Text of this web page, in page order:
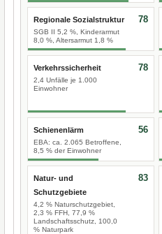
Regionale Sozialstruktur
SGB II 5,2 %, Kinderarmut
8,0 %, Altersarmut 1,8 %
78
Verkehrssicherheit
2,4 Unfälle je 1.000
Einwohner
78
Schienenlärm
EBA: ca. 2.065 Betroffene,
8,5 % der Einwohner
56
Natur- und
Schutzgebiete
4,2 % Naturschutzgebiet,
2,3 % FFH, 77,9 %
Landschaftsschutz, 100,0
% Naturpark
83